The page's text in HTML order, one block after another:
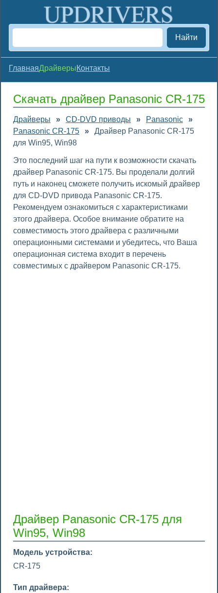
Найти
ГлавнаяДрайверыКонтакты
Скачать драйвер Panasonic CR-175
Драйверы » CD-DVD приводы » Panasonic
»
Panasonic CR-175
»
Драйвер Panasonic CR-175
для Win95, Win98
Это последний шаг на пути к возможности скачать
драйвер Panasonic CR-175. Вы проделали долгий
путь и наконец сможете получить искомый драйвер
для CD-DVD привода Panasonic CR-175.
Рекомендуем ознакомиться с характеристиками
этого драйвера. Особое внимание обратите на
совместимость этого драйвера с различными
операционными системами и убедитесь, что Ваша
операционная система входит в перечень
совместимых с драйвером Panasonic CR-175.
Драйвер Panasonic CR-175 для
Win95, Win98
Модель устройства:
CR-175
Тип драйвера: